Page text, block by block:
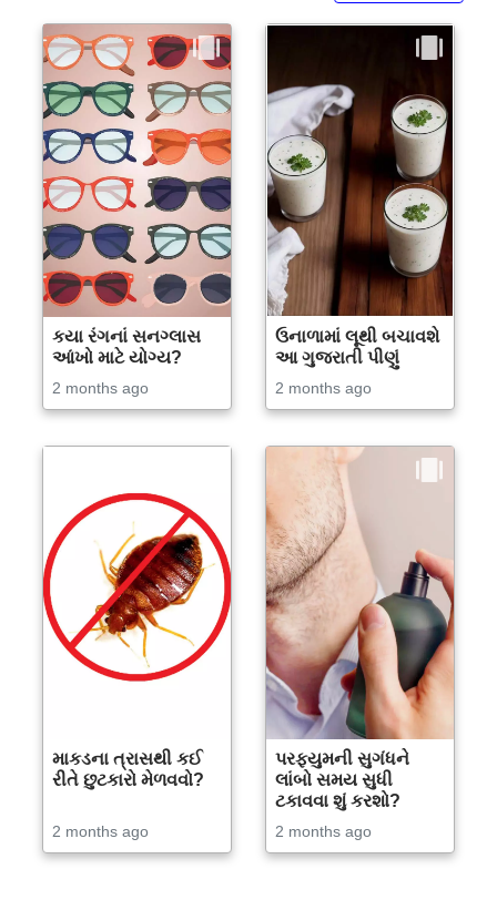
કયા રંગનાં સનગ્લાસ
આંખો માટે યોગ્ય?
2 months ago
ઉનાળામાં લૂથી બચાવશે
આ ગુજરાતી પીણું
2 months ago
માકડના ત્રાસથી કઈ
રીતે છુટકારો મેળવવો?
2 months ago
પરફ્યુમની સુગંધને
લાંબો સમય સુધી
ટકાવવા શું કરશો?
2 months ago